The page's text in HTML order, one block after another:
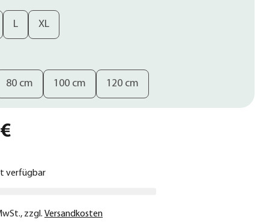
L XL
80 cm 100 cm 120 cm
verfügbar
, zzgl. Versandkosten